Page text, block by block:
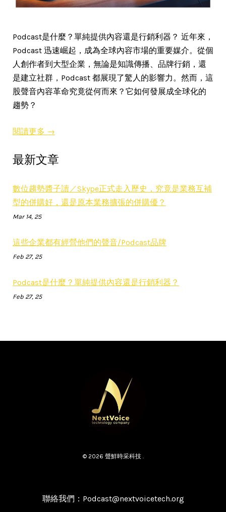
Podcast是什麼？單純提供內容還是行銷利器？ 近年來，
Podcast 迅速崛起，成為全球內容市場的重要媒介。從個
人創作者到大型企業，無論是知識傳播、品牌行銷，還
是建立社群，Podcast 都展現了驚人的影響力。然而，這
股聲音內容革命究竟從何而來？它如何發展成全球化的
趨勢？
閱讀更多 →
最新文章
數位趨勢醬子讀／Skype正式走入歷史，究竟是業務互補
型的併購好，還是原本業務擴張的併購優？
Mar 14, 25
這些企業都有經營他們的聲音/Podcast品牌
Feb 27, 25
Podcast是什麼？單純提供內容還是行銷利器？
Feb 27, 25
© 2026 聲鮮時采科技 .
聯絡我們：Podcast@nextvoicetech.org